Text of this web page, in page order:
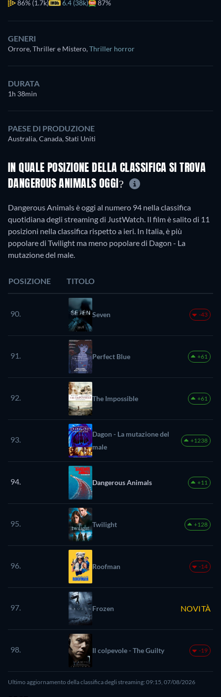
86% (1.7k) 6.4 (38k) 87%
GENERI
Orrore, Thriller e Mistero,Thriller horror
DURATA
1h 38min
PAESE DI PRODUZIONE
Australia, Canada, Stati Uniti
IN QUALE POSIZIONE DELLA CLASSIFICA SI TROVA
DANGEROUS ANIMALS OGGI?
Dangerous Animals è oggi al numero 94 nella classifica
quotidiana degli streaming di JustWatch. Il film è salito di 11
posizioni nella classifica rispetto a ieri. In Italia, è più
popolare di Twilight ma meno popolare di Dagon - La
mutazione del male.
POSIZIONE TITOLO
90. Seven -43
91. Perfect Blue +61
92. The Impossible +61
93.
Dagon - La mutazione del
male
+1238
94. Dangerous Animals +11
95. Twilight +128
96. Roofman -14
97. Frozen NOVITÀ
98. Il colpevole - The Guilty -19
Ultimo aggiornamento della classifica degli streaming: 09:15, 07/08/2026